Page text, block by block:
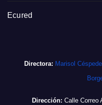
Ecured
Directora: Marisol
Dirección: Calle Correo